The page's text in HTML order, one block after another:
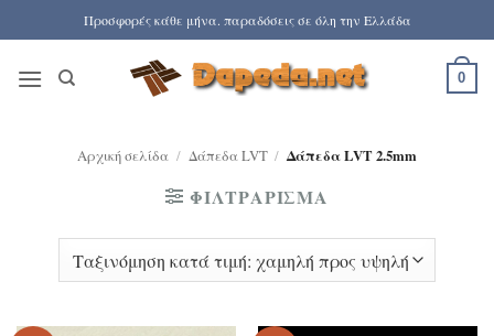
στο
περιεχόμενο
Προσφορές κάθε μήνα. παραδόσεις σε όλη την Ελλάδα
0
Αρχική σελίδα / Δάπεδα LVT / Δάπεδα LVT 2.5mm
ΦΙΛΤΡΆΡΙΣΜΑ